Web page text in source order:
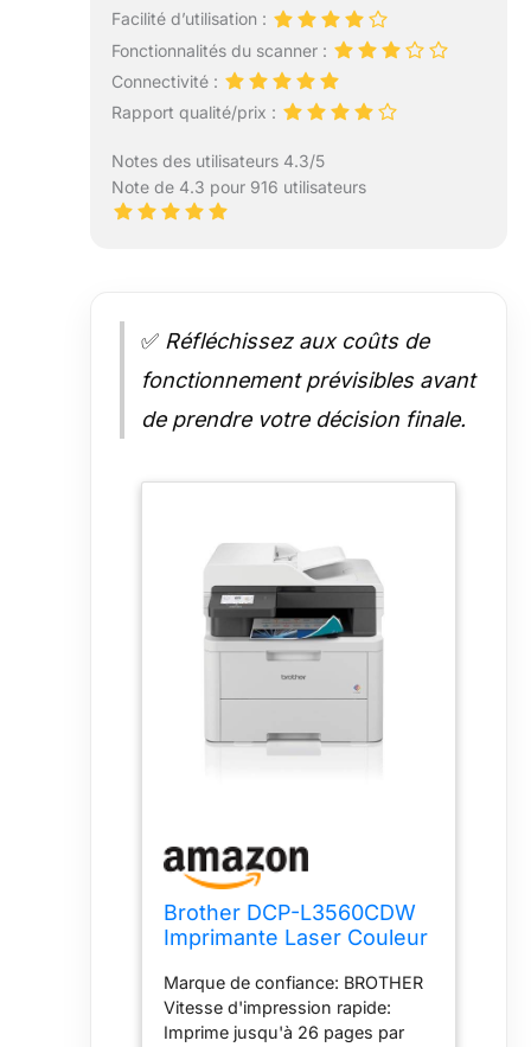
Facilité d’utilisation :
Fonctionnalités du scanner :
Connectivité :
Rapport qualité/prix :
Notes des utilisateurs 4.3/5
Note de 4.3 pour 916 utilisateurs
✅ Réfléchissez aux coûts de
fonctionnement prévisibles avant
de prendre votre décision finale.
Brother DCP-L3560CDW
Imprimante Laser Couleur
(Impression/Copie/Scan)
WiFi Recto-Verso
Automatique en
Marque de confiance: BROTHER
Vitesse d'impression rapide:
Imprime jusqu'à 26 pages par